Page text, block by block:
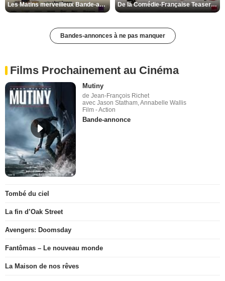
Les Matins merveilleux Bande-annonce VF De la Comédie-Française Teaser VF
Bandes-annonces à ne pas manquer
Films Prochainement au Cinéma
Mutiny
de Jean-François Richet
avec Jason Statham, Annabelle Wallis
Film - Action
Bande-annonce
Tombé du ciel
La fin d’Oak Street
Avengers: Doomsday
Fantômas – Le nouveau monde
La Maison de nos rêves